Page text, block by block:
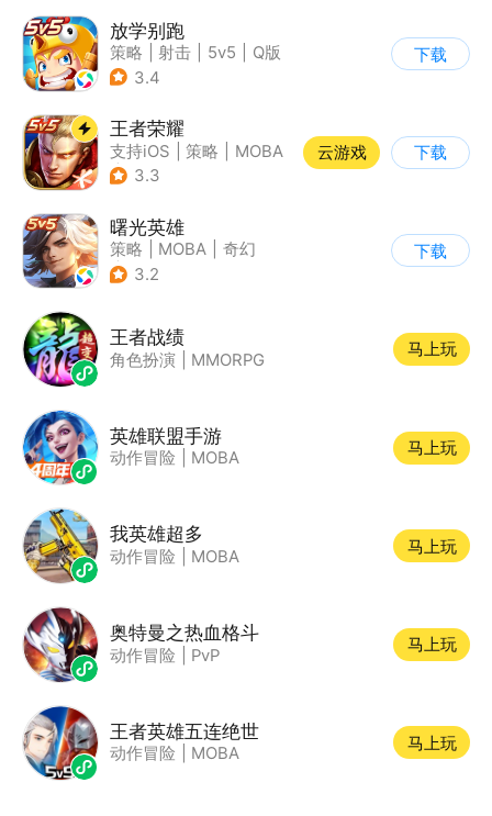
放学别跑
策略 射击 5v5
Q版
3.4
下载
王者荣耀
支持iOS 策略
MOBA
| 奇幻
3.3
云游戏 下载
曙光英雄
策略 MOBA
奇幻
| 5v5
3.2
下载
王者战绩
角色扮演 MMORPG
马上玩
英雄联盟手游
动作冒险 MOBA
马上玩
我英雄超多
动作冒险 MOBA
马上玩
奥特曼之热血格斗
动作冒险 PvP
马上玩
王者英雄五连绝世
动作冒险 MOBA
马上玩